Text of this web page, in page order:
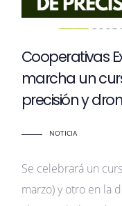
Cooperativas
marcha un
precisión y
NOTICIA
Se celebrará un
marzo) y otro en la